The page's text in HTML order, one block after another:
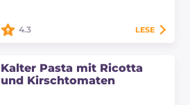
einfaches und leckeres
Hauptgericht, eine alternative Art,
kalte Nudeln an den Strand oder
4.3 LESE
Kalter Pasta mit Ricotta
und Kirschtomaten